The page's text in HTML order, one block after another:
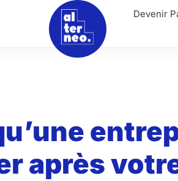
Devenir
après